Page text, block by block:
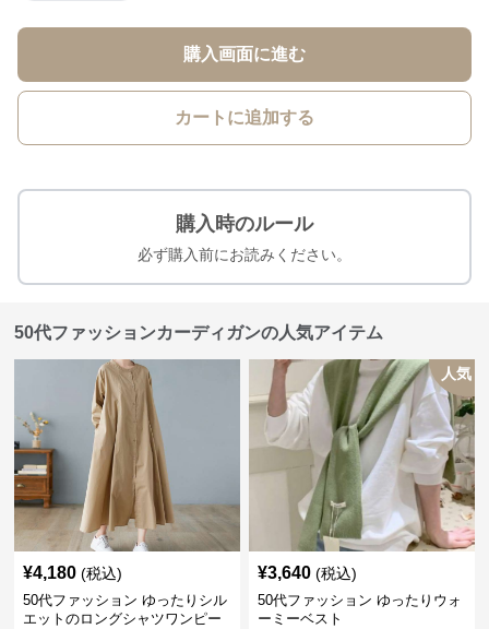
購入画面に進む
カートに追加する
購入時のルール
必ず購入前にお読みください。
50代ファッションカーディガンの人気アイテム
¥4,180 (税込)
50代ファッション ゆったりシル
エットのロングシャツワンピー
人気
¥3,640 (税込)
50代ファッション ゆったりウォ
ーミーベスト